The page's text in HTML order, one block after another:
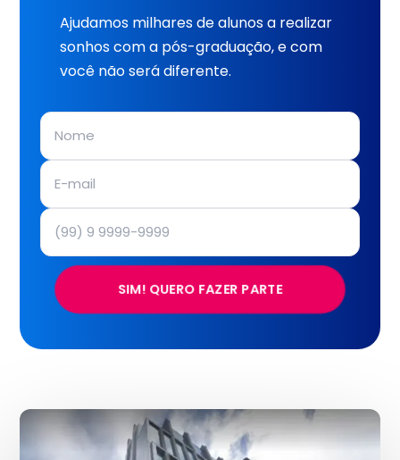
Ajudamos milhares de alunos a realizar
sonhos com a pós-graduação, e com
você não será diferente.
SIM! QUERO FAZER PARTE